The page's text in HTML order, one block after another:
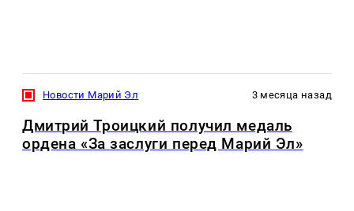
Новости Марий Эл 3 месяца назад
Дмитрий Троицкий получил медаль
ордена «За заслуги перед Марий Эл»